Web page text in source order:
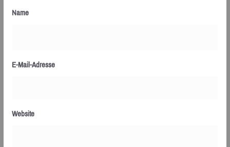
Name
E-Mail-Adresse
Website